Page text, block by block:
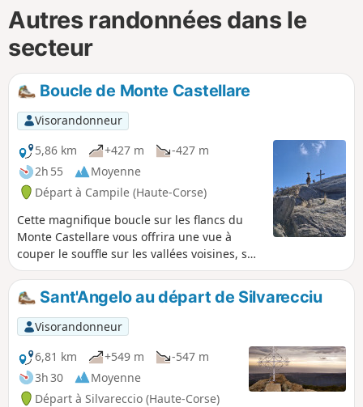
Autres randonnées dans le
secteur
Boucle de Monte Castellare
Visorandonneur
5,86 km
+427 m
-427 m
2h 55
Moyenne
Départ à Campile (Haute-Corse)
Cette magnifique boucle sur les flancs du
Monte Castellare vous offrira une vue à
couper le souffle sur les vallées voisines, sur
la plaine de Bastia, l'Île d'Elbe et même, par
temps clair, sur les côtes italiennes. Elle
alterne les passages en sous-bois et à
découvert jusqu'au sommet situé à 1000m
où un magnifique chêne vous attend pour
vous procurer l'ombre nécessaire au pique-
nique ou à la sieste. La descente vous fera
traverser le charmant hameau de Costa.
Sant'Angelo au départ de Silvarecciu
Visorandonneur
6,81 km
+549 m
-547 m
3h 30
Moyenne
Départ à Silvareccio (Haute-Corse)